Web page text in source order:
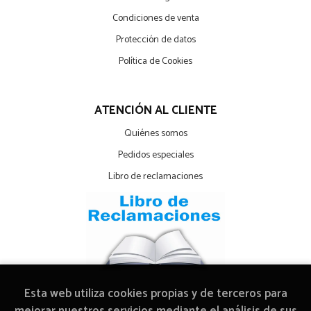
Condiciones de venta
Protección de datos
Política de Cookies
ATENCIÓN AL CLIENTE
Quiénes somos
Pedidos especiales
Libro de reclamaciones
Esta web utiliza cookies propias y de terceros para